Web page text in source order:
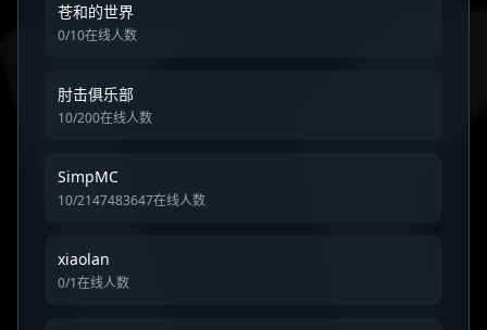
苍和的世界
0/10在线人数
肘击俱乐部
10/200在线人数
SimpMC
10/2147483647在线人数
xiaolan
0/1在线人数